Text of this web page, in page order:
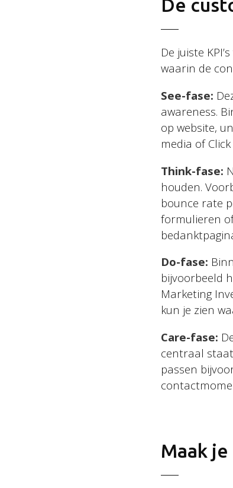
De
De juiste
waarin de
See-fase:
awareness.
op website,
media of
Think-fase:
houden.
bounce rate
formulieren
Do-fase:
bijvoorbeeld
Marketing
kun je zien
Care-fase:
centraal
passen
Maak je